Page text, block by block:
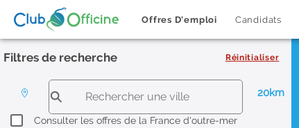
Offres D'emploi Candidats
Filtres de recherche Réinitialiser
20km
Consulter les offres de la France d'outre-mer